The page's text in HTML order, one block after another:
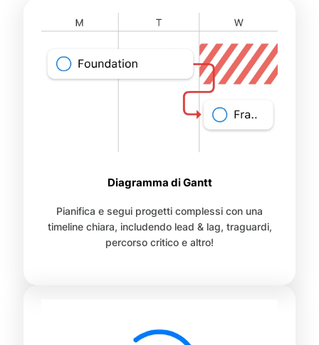
Diagramma di Gantt
Pianifica e segui progetti complessi con una
timeline chiara, includendo lead & lag, traguardi,
percorso critico e altro!